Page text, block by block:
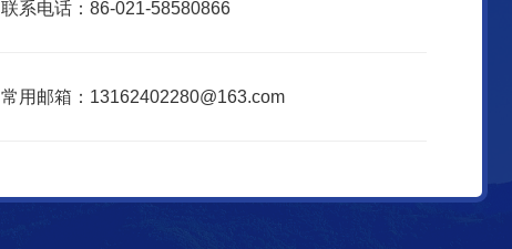
联系电话：86-021-58580866
常用邮箱：13162402280@163.com